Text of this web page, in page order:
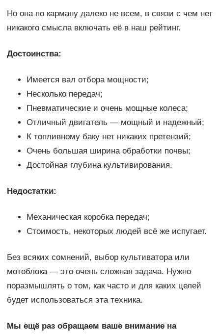
Но она по карману далеко не всем, в связи с чем нет
никакого смысла включать её в наш рейтинг.
Достоинства:
Имеется вал отбора мощности;
Несколько передач;
Пневматические и очень мощные колеса;
Отличный двигатель — мощный и надежный;
К топливному баку нет никаких претензий;
Очень большая ширина обработки почвы;
Достойная глубина культивирования.
Недостатки:
Механическая коробка передач;
Стоимость, некоторых людей всё же испугает.
Без всяких сомнений, выбор культиватора или
мотоблока — это очень сложная задача. Нужно
поразмышлять о том, как часто и для каких целей
будет использоваться эта техника.
Мы ещё раз обращаем ваше внимание на